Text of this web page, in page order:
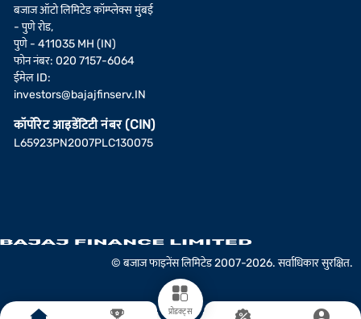
प्रोडक्ट्स
बजाज ऑटो लिमिटेड कॉम्प्लेक्स मुंबई
- पुणे रोड,
पुणे - 411035 MH (IN)
फोन नंबर: 020 7157-6064
ईमेल ID:
investors@bajajfinserv.IN
कॉर्पोरेट आइडेंटिटी नंबर (CIN)
L65923PN2007PLC130075
© बजाज फाइनेंस लिमिटेड 2007-2026. सर्वाधिकार सुरक्षित.